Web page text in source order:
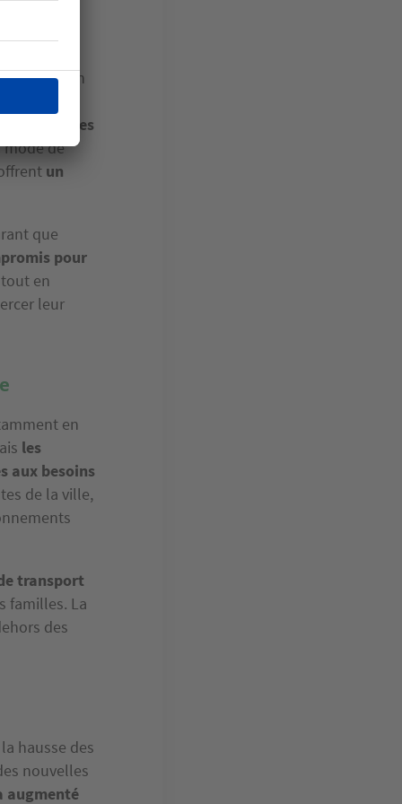
joué un
dans
des
de
un
que
pour
en
leur
en
les
aux besoins
de la ville,
transport
familles. La
des
hausse des
nouvelles
augmenté